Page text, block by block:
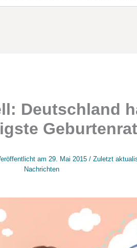
Deutschland
am 29. Mai 2015 / Zuletzt
Nachrichten